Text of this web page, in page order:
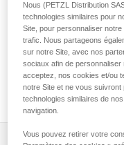
un antichute mobile
travailler à distance
les phases de travail.
située dans une
l'absorbeur est
le cadre d'un secours
jusqu'à 250 kg.
Descriptif
Nous (PETZL Distribution
technologies similaires pour
Site, pour personnaliser
trafic. Nous partageons
sur notre Site, avec nos
sociaux afin de
acceptez, nos cookies et/ou
notre Site et ne vous
technologies similaires de
navigation.
Vous pouvez retirer votre